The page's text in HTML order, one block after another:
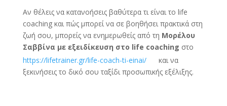
Αν θέλεις να κατανοήσεις βαθύτερα τι είναι το life
coaching και πώς μπορεί να σε βοηθήσει πρακτικά στη
ζωή σου, μπορείς να ενημερωθείς από τη Μορέλου
Σαββίνα με εξειδίκευση στο life coaching στο
https://lifetrainer.gr/life-coach-ti-einai/
και να
ξεκινήσεις το δικό σου ταξίδι προσωπικής εξέλιξης.